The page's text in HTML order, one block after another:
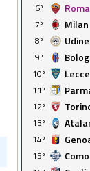
6º
Roma
7º
Milan
8º
9º
10º
Lecce
11º
12º
13º
14º
15º
Como